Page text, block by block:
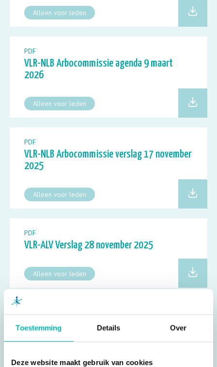
Toestemming Details Over
Deze website maakt gebruik van cookies
Alleen voor leden
PDF
VLR-NLB Arbocommissie agenda 9 maart
2026
Alleen voor leden
PDF
VLR-NLB Arbocommissie verslag 17 november
2025
Alleen voor leden
PDF
VLR-ALV Verslag 28 november 2025
Alleen voor leden
VLR Technische Commissie agenda 25 februari
Alleen voor leden